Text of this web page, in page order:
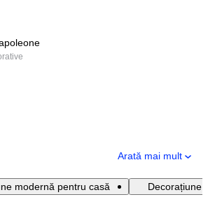
Arată mai mult
modernă pentru casă Decorațiune